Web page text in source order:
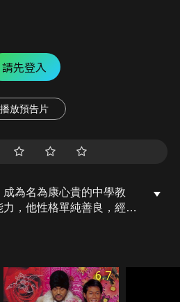
請先登入
播放預告片
為名為康心貴的中學教
，他性格單純善良，經常
來臨之際，一連串搞笑又
康心貴的人生迎來意想不
6.7